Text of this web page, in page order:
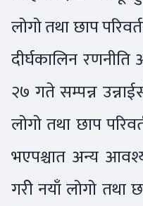
लोगो तथा छाप
दीर्घकालिन रणनीति
२७ गते सम्पन्न
लोगो तथा छाप
भएपश्चात अन्य
गरीे नयाँ लोगो तथा